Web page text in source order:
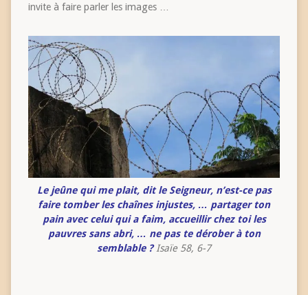
invite à faire parler les images …
Le jeûne qui me plait, dit le Seigneur, n’est-ce pas
faire tomber les chaînes injustes, … partager ton
pain avec celui qui a faim, accueillir chez toi les
pauvres sans abri, … ne pas te dérober à ton
semblable ? Isaïe 58, 6-7